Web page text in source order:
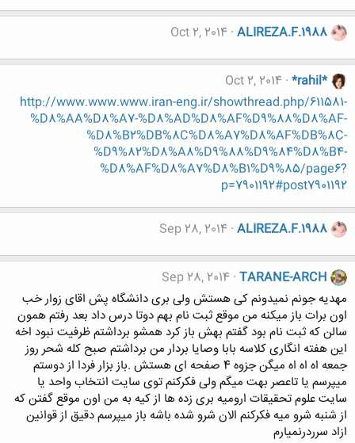
ALIREZA.F.1988
Oct 2, 2014
*rahil*
Oct 2, 2014
http://www.www.www.iran-eng.ir/showthread.php/611581-
%D8%AA%D8%A7-%D8%AD%D8%AF%D9%88%D8%AF-
%D8%B2%DB%8C%D8%A7%D8%AF%DB%8C-
%D9%82%D8%A8%D9%88%D9%84%D8%B4-
%D8%AF%D8%A7%D8%B1%D9%85/page6?
p=7901192#post7901192
ALIREZA.F.1988
Sep 28, 2014
TARANE-ARCH
Sep 28, 2014
مهدیه جونم نمیدونم کی هستش ولی بری دانشگاه پش اقای زوار خب
اون برات باز میکنه من موقع ثبت نام بهم دوتا درس داد بعد رفتم همون
سالن که ثبت نام بود گفتم بهش باز کرد همشو برداشتم ظرفیت نبود اخه
این هفته انگاری کلاسه بابا وصایا بردار من برداشتم صبح کله شحر روز
جمعه اه اه اه میگن جزوه 4 صفحه ای هستش .باز بزار فردا از دوستم
میپرسم یا تاعصر بهت میگم ولی فکرکنم توی سایت انتخاب واحد یا
سایت علوم تحقیقات ارومیه بری زده ها از کیه به من اون موقع گفتن که
از شنبه شرو میه فکرکنم الان شرو شده باشه باز میپرسم دقیق از قوانین
ازاد سرردرنمیارم